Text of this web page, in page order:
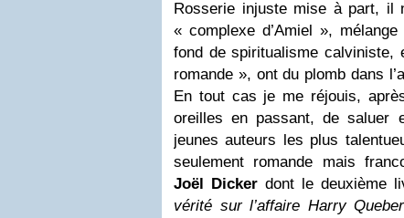
Rosserie injuste mise à part, il
« complexe d’Amiel »,
fond de spiritualisme calviniste,
romande », ont du plomb dans
En tout cas je me réjouis,
oreilles en passant, de saluer
jeunes auteurs les plus
seulement romande mais
Joël Dicker dont le deuxième
vérité sur l’affaire Harry